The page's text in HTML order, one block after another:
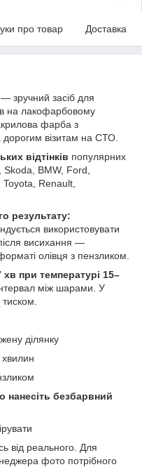
про товар Доставка
— зручний засіб для
на лакофарбовому
фарба з
дорогим візитам на СТО.
відтінків популярних
BMW, Ford,
Renault,
результату:
використовувати
висихання —
олівця з пензликом.
хв при температурі 15–
між шарами. У
ділянку
нанесіть безбарвний
від реального. Для
фото потрібного